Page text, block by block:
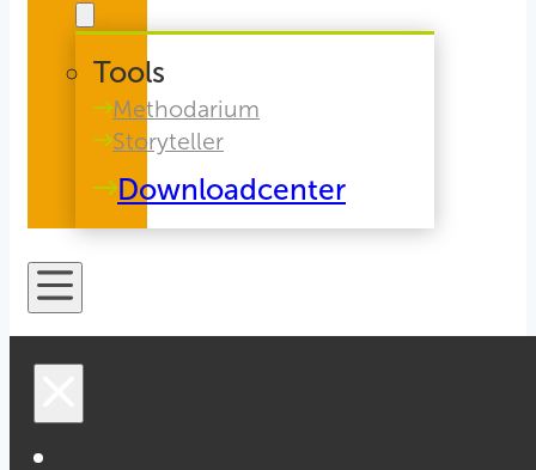
Tools
Methodarium
Storyteller
Downloadcenter